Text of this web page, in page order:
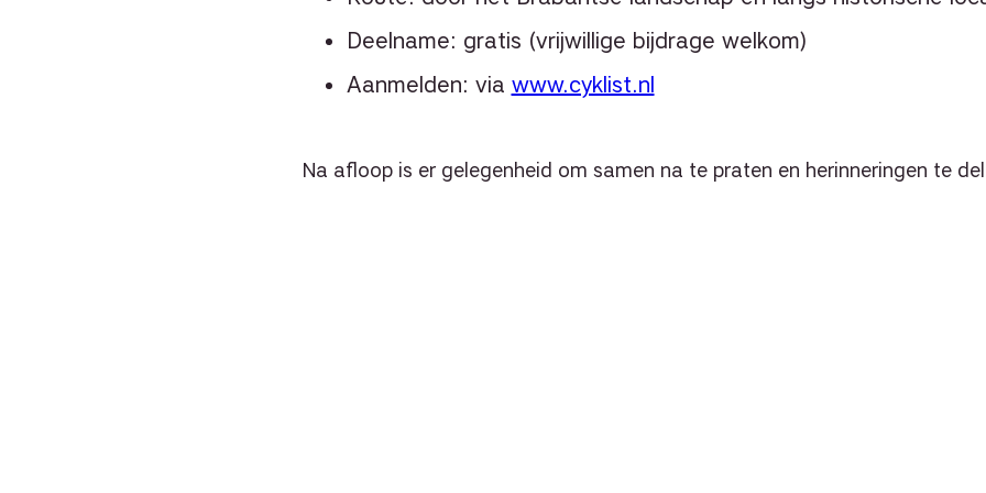
Deelname: gratis (vrijwillige bijdrage welkom)
Aanmelden: via www.cyklist.nl
Na afloop is er gelegenheid om samen na te praten en herinneringen te